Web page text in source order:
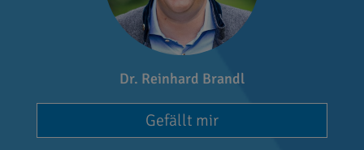
Dr. Reinhard Brandl
Gefällt mir